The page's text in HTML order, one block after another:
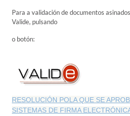
Para a validación de documentos
Valide, pulsando
o botón:
RESOLUCIÓN POLA QUE SE
SISTEMAS DE FIRMA